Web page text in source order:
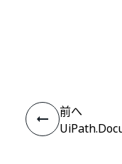
前へ